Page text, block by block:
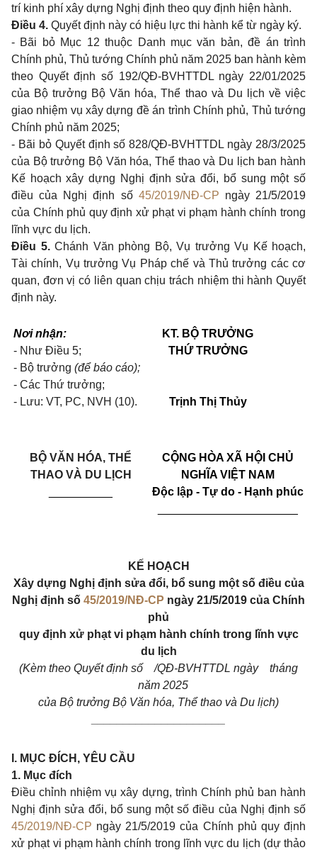
trí kinh phí xây dựng Nghị định theo quy định hiện hành.
Điều 4. Quyết định này có hiệu lực thi hành kể từ ngày ký.
- Bãi bỏ Mục 12 thuộc Danh mục văn bản, đề án trình
Chính phủ, Thủ tướng Chính phủ năm 2025 ban hành kèm
theo Quyết định số 192/QĐ-BVHTTDL ngày 22/01/2025
của Bộ trưởng Bộ Văn hóa, Thể thao và Du lịch về việc
giao nhiệm vụ xây dựng đề án trình Chính phủ, Thủ tướng
Chính phủ năm 2025;
- Bãi bỏ Quyết định số 828/QĐ-BVHTTDL ngày 28/3/2025
của Bộ trưởng Bộ Văn hóa, Thể thao và Du lịch ban hành
Kế hoạch xây dựng Nghị định sửa đổi, bổ sung một số
điều của Nghị định số 45/2019/NĐ-CP ngày 21/5/2019
của Chính phủ quy định xử phạt vi phạm hành chính trong
lĩnh vực du lịch.
Điều 5. Chánh Văn phòng Bộ, Vụ trưởng Vụ Kế hoạch,
Tài chính, Vụ trưởng Vụ Pháp chế và Thủ trưởng các cơ
quan, đơn vị có liên quan chịu trách nhiệm thi hành Quyết
định này.
Nơi nhận:
- Như Điều 5;
- Bộ trưởng (để báo cáo);
- Các Thứ trưởng;
- Lưu: VT, PC, NVH (10).
KT. BỘ TRƯỞNG
THỨ TRƯỞNG
Trịnh Thị Thủy
BỘ VĂN HÓA, THỂ
THAO VÀ DU LỊCH
CỘNG HÒA XÃ HỘI CHỦ
NGHĨA VIỆT NAM
Độc lập - Tự do - Hạnh phúc
KẾ HOẠCH
Xây dựng Nghị định sửa đổi, bổ sung một số điều của
Nghị định số 45/2019/NĐ-CP ngày 21/5/2019 của Chính
phủ
quy định xử phạt vi phạm hành chính trong lĩnh vực
du lịch
(Kèm theo Quyết định số /QĐ-BVHTTDL ngày tháng
năm 2025
của Bộ trưởng Bộ Văn hóa, Thể thao và Du lịch)
I. MỤC ĐÍCH, YÊU CẦU
1. Mục đích
Điều chỉnh nhiệm vụ xây dựng, trình Chính phủ ban hành
Nghị định sửa đổi, bổ sung một số điều của Nghị định số
45/2019/NĐ-CP ngày 21/5/2019 của Chính phủ quy định
xử phạt vi phạm hành chính trong lĩnh vực du lịch (dự thảo